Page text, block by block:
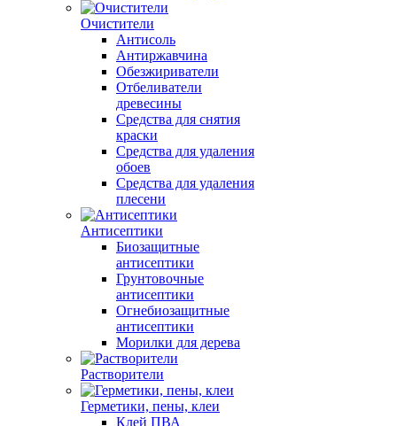
Очистители
Антисоль
Антиржавчина
Обезжириватели
Отбеливатели
древесины
Средства для снятия
краски
Средства для удаления
обоев
Средства для удаления
плесени
Антисептики
Биозащитные
антисептики
Грунтовочные
антисептики
Огнебиозащитные
антисептики
Морилки для дерева
Растворители
Герметики, пены, клеи
Клей ПВА